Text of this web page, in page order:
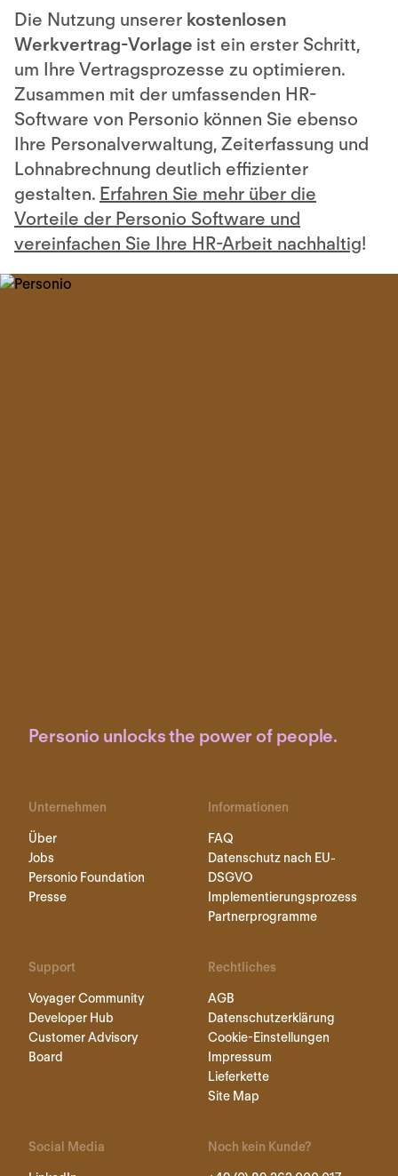
Die Nutzung unserer kostenlosen
Werkvertrag-Vorlage ist ein erster Schritt,
um Ihre Vertragsprozesse zu optimieren.
Zusammen mit der umfassenden HR-
Software von Personio können Sie ebenso
Ihre Personalverwaltung, Zeiterfassung und
Lohnabrechnung deutlich effizienter
gestalten. Erfahren Sie mehr über die
Vorteile der Personio Software und
vereinfachen Sie Ihre HR-Arbeit nachhaltig!
Personio unlocks the power of people.
Unternehmen
Über
Jobs
Personio Foundation
Presse
Informationen
FAQ
Datenschutz nach EU-
DSGVO
Implementierungsprozess
Partnerprogramme
Support
Voyager Community
Developer Hub
Customer Advisory
Board
Rechtliches
AGB
Datenschutzerklärung
Cookie-Einstellungen
Impressum
Lieferkette
Site Map
Social Media Noch kein Kunde?